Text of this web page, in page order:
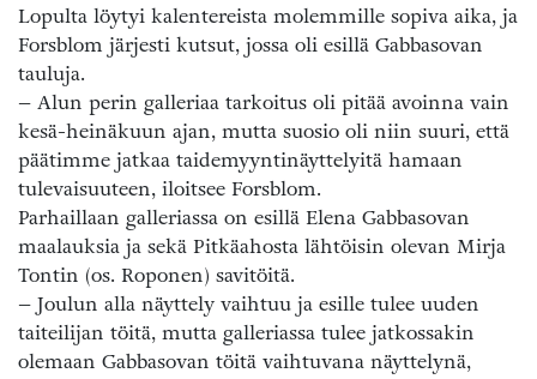
Lopulta löytyi kalentereista molemmille sopiva aika, ja
Forsblom järjesti kutsut, jossa oli esillä Gabbasovan
tauluja.
– Alun perin galleriaa tarkoitus oli pitää avoinna vain
kesä-heinäkuun ajan, mutta suosio oli niin suuri, että
päätimme jatkaa taidemyyntinäyttelyitä hamaan
tulevaisuuteen, iloitsee Forsblom.
Parhaillaan galleriassa on esillä Elena Gabbasovan
maalauksia ja sekä Pitkäahosta lähtöisin olevan Mirja
Tontin (os. Roponen) savitöitä.
– Joulun alla näyttely vaihtuu ja esille tulee uuden
taiteilijan töitä, mutta galleriassa tulee jatkossakin
olemaan Gabbasovan töitä vaihtuvana näyttelynä,